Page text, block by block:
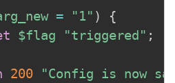
= "1" )
{
$flag "triggered" ;
200
"Config is now